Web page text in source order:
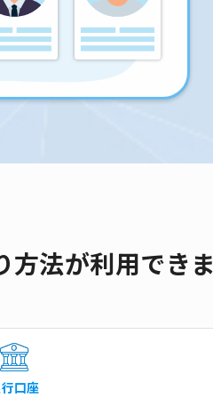
方法が利用でき
口座